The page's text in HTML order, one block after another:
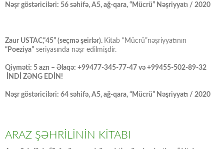
Nəşr göstəriciləri: 56 səhifə, A5, ağ-qara, “Mücrü” Nəşriyyatı / 2020
Zaur USTAC,“45” (seçmə şeirlər). Kitab “Mücrü”nəşriyyatının
“Poeziya” seriyasında nəşr edilmişdir.
Qiyməti: 5 azn – Əlaqə: +99477-345-77-47 və +99455-502-89-32
İNDİ ZƏNG EDİN!
Nəşr göstəriciləri: 64 səhifə, A5, ağ-qara, “Mücrü” Nəşriyyatı / 2020
ARAZ ŞƏHRİLİNİN KİTABI